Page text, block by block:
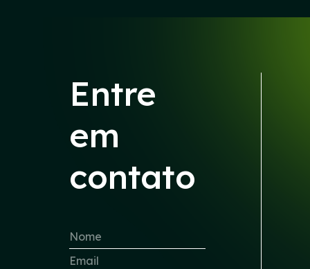
Entre
em
contato